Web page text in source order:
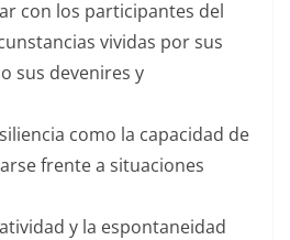
con los participantes del
vividas por sus
sus devenires y
como la capacidad de
frente a situaciones
y la espontaneidad